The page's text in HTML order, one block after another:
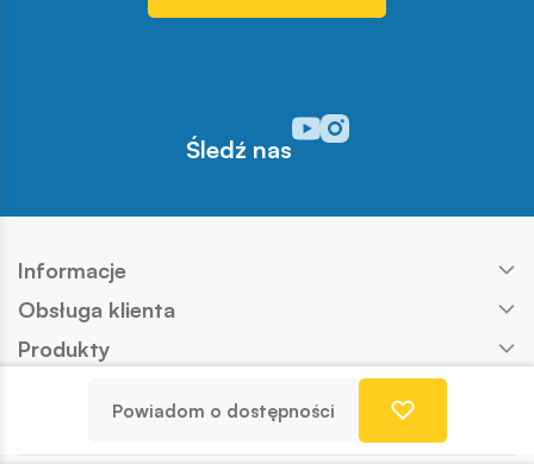
Powiadom o dostępności
Śledź nas
Odwiedź nasz profil w
Odwiedź nasz profil w
Informacje
Obsługa klienta
Produkty
Nasze marki